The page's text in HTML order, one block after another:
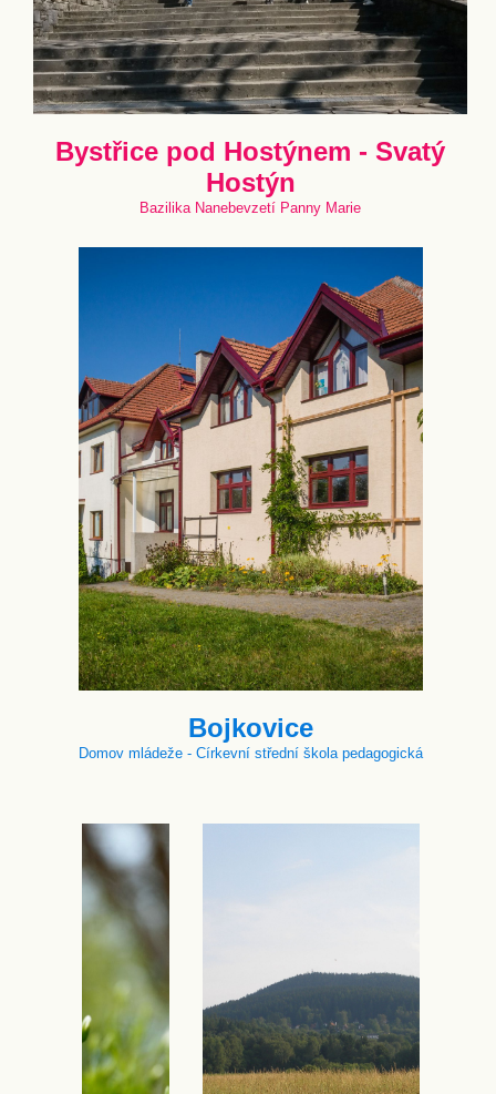
Bystřice pod Hostýnem - Svatý
Hostýn
Bazilika Nanebevzetí Panny Marie
Bojkovice
Domov mládeže - Církevní střední škola pedagogická